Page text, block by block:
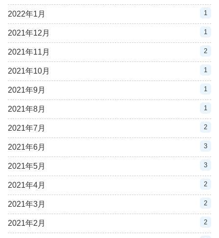
2022年1月 1
2021年12月 1
2021年11月 2
2021年10月 1
2021年9月 1
2021年8月 1
2021年7月 2
2021年6月 3
2021年5月 3
2021年4月 2
2021年3月 2
2021年2月 2